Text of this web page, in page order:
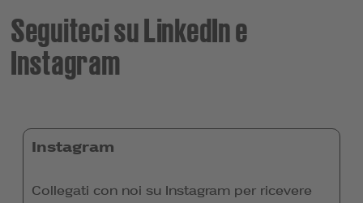
Seguiteci su LinkedIn e
Instagram
Instagram
Collegati con noi su Instagram per ricevere